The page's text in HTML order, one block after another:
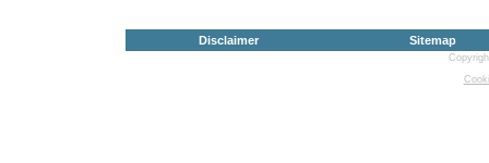
Disclaimer Sitemap